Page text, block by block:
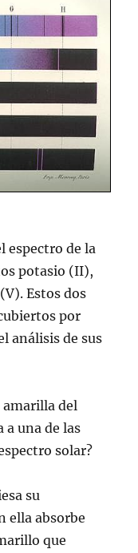
espectro de la
potasio (II),
Estos dos
por
análisis de sus
amarilla del
a una de las
solar?
su
ella absorbe
que